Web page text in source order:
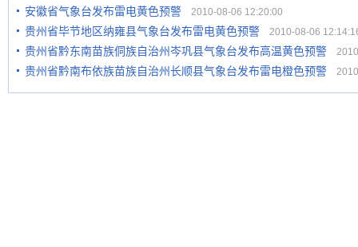
安徽省气象台发布雷电黄色预警 2010-08-06 12:20:00
贵州省毕节地区纳雍县气象台发布雷电黄色预警 2010-08-06
贵州省黔东南苗族侗族自治州岑巩县气象台发布高温黄色预警
贵州省黔南布依族苗族自治州长顺县气象台发布雷电橙色预警